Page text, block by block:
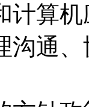
计算
沟通